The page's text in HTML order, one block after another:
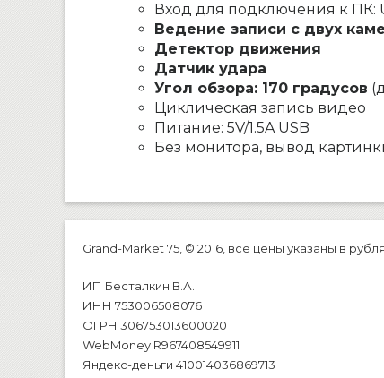
Вход для подключения к ПК:
Ведение записи с двух
Детектор движения
Датчик удара
Угол обзора: 170 градусов
Циклическая запись видео
Питание: 5V/1.5A USB
Без монитора, вывод
Grand-Market 75, © 2016, все цены указаны в
ИП Бесталкин В.А.
ИНН 753006508076
ОГРН 306753013600020
WebMoney R967408549911
Яндекс-деньги 410014036869713